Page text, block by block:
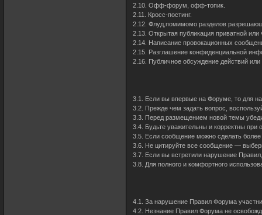
2.10. Офф-форум, офф-топик.
2.11. Кросс-постинг.
2.12. Флуд,помимомо разделов
2.13. Открытая публикация приватной
2.14. Написание провокационных
2.15. Разглашение конфиденциальной
2.16. Публичное обсуждение действий
3.1. Если вы впервые на Форуме, то для
3.2. Прежде чем задать вопрос,
3.3. Перед размещением новой темы
3.4. Будьте уважительны и корректны при
3.5. Если сообщение можно сделать более
3.6. Не цитируйте все сообщение —
3.7. Если вы встретили нарушение
3.8. Для полного и комфортного
4.1. За нарушение Правил Форума
4.2. Незнание Правил Форума не